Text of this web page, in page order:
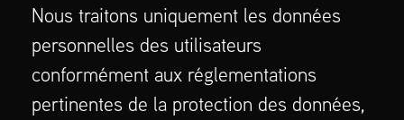
Nous traitons uniquement les données
personnelles des utilisateurs
conformément aux réglementations
pertinentes de la protection des données,